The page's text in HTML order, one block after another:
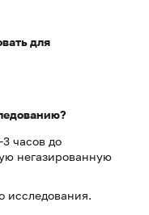
для
часов до
негазированную
исследования.